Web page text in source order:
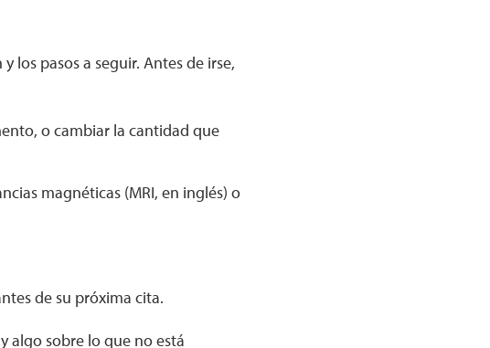
los pasos a seguir. Antes de irse,
o cambiar la cantidad que
magnéticas (MRI, en inglés) o
de su próxima cita.
algo sobre lo que no está